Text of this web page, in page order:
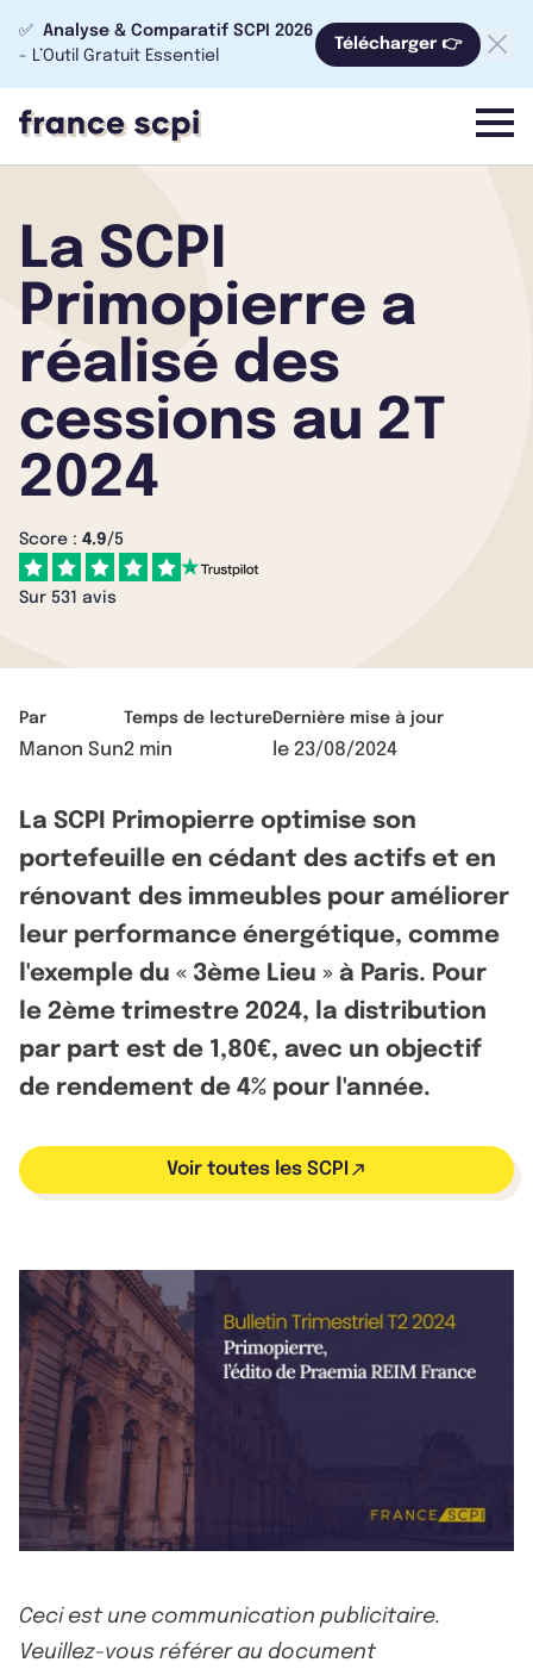
✅ Analyse & Comparatif SCPI 2026
- L’Outil Gratuit Essentiel
Télécharger 👉
menu
La SCPI
Primopierre a
réalisé des
cessions au 2T
2024
Score : 4.9/5
Sur 531 avis
Par
Manon Sun
Temps de lecture
2 min
Dernière mise à jour
le 23/08/2024
La SCPI Primopierre optimise son
portefeuille en cédant des actifs et en
rénovant des immeubles pour améliorer
leur performance énergétique, comme
l'exemple du « 3ème Lieu » à Paris. Pour
le 2ème trimestre 2024, la distribution
par part est de 1,80€, avec un objectif
de rendement de 4% pour l'année.
Voir toutes les SCPI
Ceci est une communication publicitaire.
Veuillez-vous référer au document